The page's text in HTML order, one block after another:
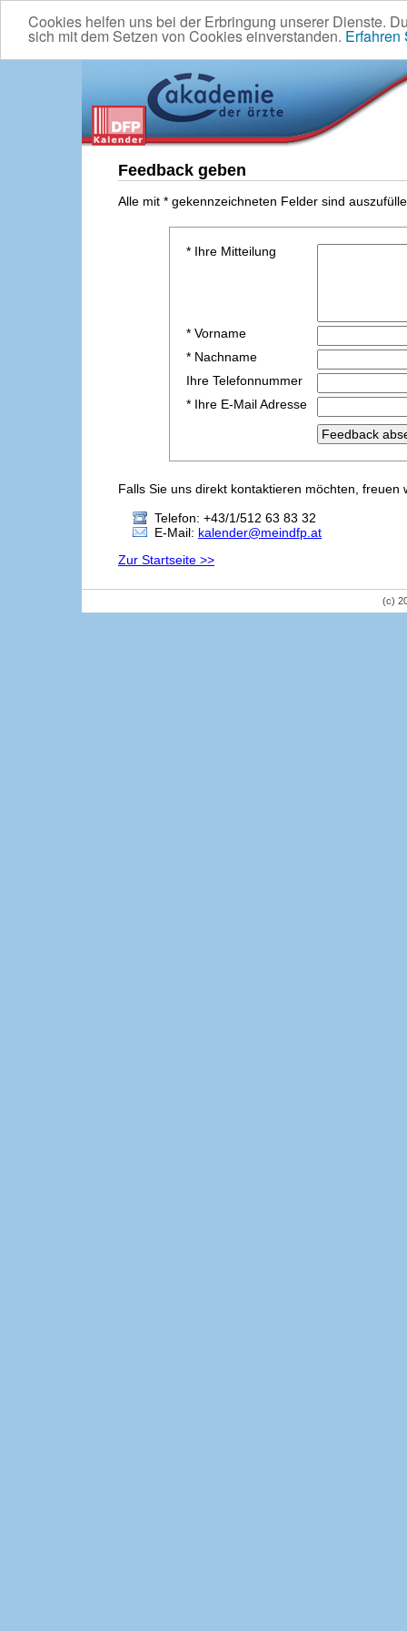
Cookies helfen uns bei der Erbringung unserer Dienste.
sich mit dem Setzen von Cookies einverstanden. Erfahren
Feedback geben
Alle mit * gekennzeichneten Felder sind
* Ihre Mitteilung
* Vorname
* Nachname
Ihre Telefonnummer
* Ihre E-Mail Adresse
Falls Sie uns direkt kontaktieren möchten,
Telefon: +43/1/512 63 83 32
E-Mail: kalender@meindfp.at
Zur Startseite >>
(c)